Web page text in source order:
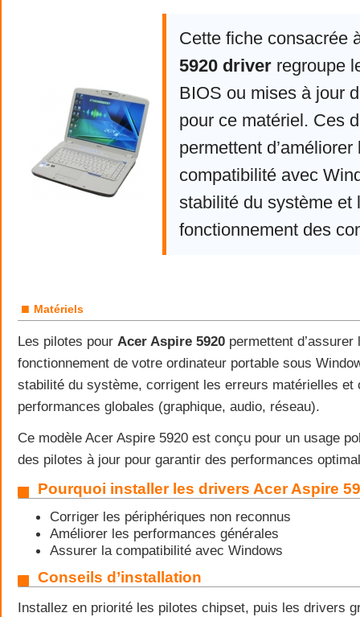
Cette fiche consacrée
5920 driver regroupe
BIOS ou mises à jour
pour ce matériel. Ces
permettent d’améliorer
compatibilité avec
stabilité du système et
fonctionnement des
■ Matériels
Les pilotes pour Acer Aspire 5920 permettent d’assurer
fonctionnement de votre ordinateur portable sous
stabilité du système, corrigent les erreurs matérielles et
performances globales (graphique, audio, réseau).
Ce modèle Acer Aspire 5920 est conçu pour un usage
des pilotes à jour pour garantir des performances
Pourquoi installer les drivers Acer Aspire
Corriger les périphériques non reconnus
Améliorer les performances générales
Assurer la compatibilité avec Windows
Conseils d’installation
Installez en priorité les pilotes chipset, puis les drivers